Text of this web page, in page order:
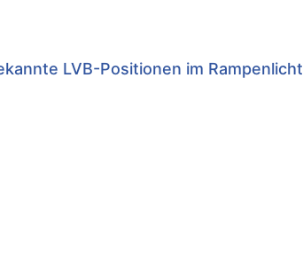
LVB-Positionen im Rampenlicht